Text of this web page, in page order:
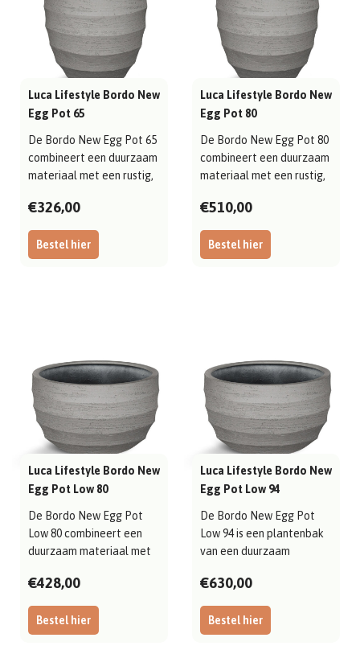
Luca Lifestyle Bordo New
Egg Pot 65
De Bordo New Egg Pot 65
combineert een duurzaam
materiaal met een rustig,
Bestel hier
€326,00
Luca Lifestyle Bordo New
Egg Pot 80
De Bordo New Egg Pot 80
combineert een duurzaam
materiaal met een rustig,
Bestel hier
€510,00
Luca Lifestyle Bordo New
Egg Pot Low 80
De Bordo New Egg Pot
Low 80 combineert een
duurzaam materiaal met
Bestel hier
€428,00
Luca Lifestyle Bordo New
Egg Pot Low 94
De Bordo New Egg Pot
Low 94 is een plantenbak
van een duurzaam
Bestel hier
€630,00